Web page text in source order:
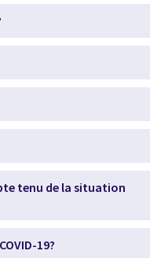
tenu de la situation
19?